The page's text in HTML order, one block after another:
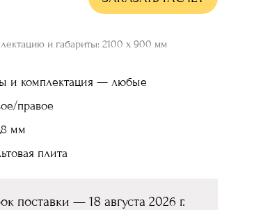
и габариты: 2100 х 900 мм
и комплектация — любые
правое
мм
плита
поставки — 18 августа 2026 г.